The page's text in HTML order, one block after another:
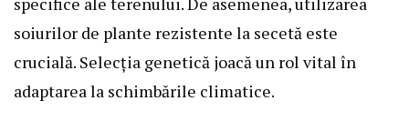
soiurilor de plante rezistente la secetă este
crucială. Selecția genetică joacă un rol vital în
adaptarea la schimbările climatice.